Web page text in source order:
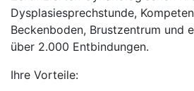
Dysplasiesprechstunde,
Beckenboden, Brustzentrum und
über 2.000 Entbindungen.
Ihre Vorteile: